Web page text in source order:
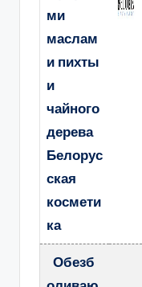
ми
маслам
и пихты
и
чайного
дерева
Белорус
ская
космети
ка
Обезб